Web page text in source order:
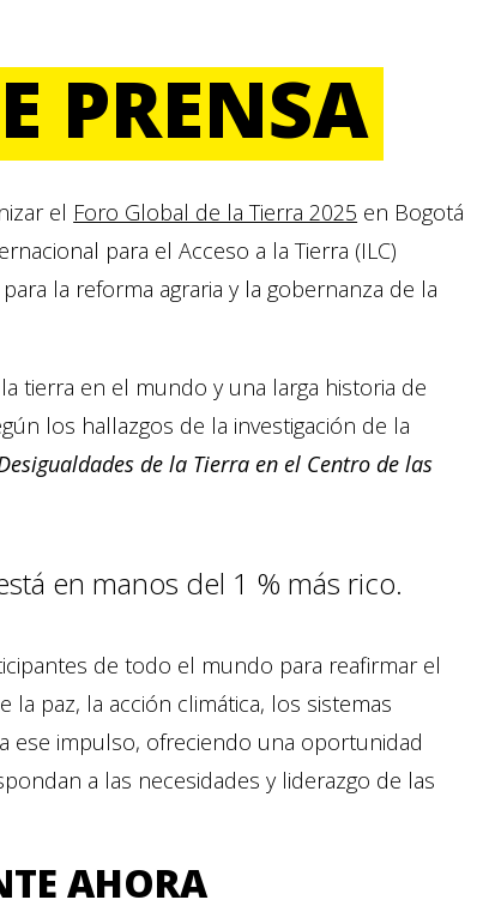
PRENSA
el Foro Global de la Tierra 2025 en Bogotá
para el Acceso a la Tierra (ILC)
la reforma agraria y la gobernanza de la
tierra en el mundo y una larga historia de
los hallazgos de la investigación de la
de la Tierra en el Centro de las
en manos del 1 % más rico.
de todo el mundo para reafirmar el
paz, la acción climática, los sistemas
ese impulso, ofreciendo una oportunidad
a las necesidades y liderazgo de las
AHORA